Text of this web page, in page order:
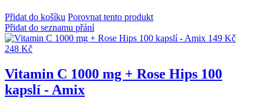
Přidat do košíku Porovnat tento produkt
Přidat do seznamu přání
149 Kč
248 Kč
Vitamin C 1000 mg + Rose Hips 100
kapslí - Amix